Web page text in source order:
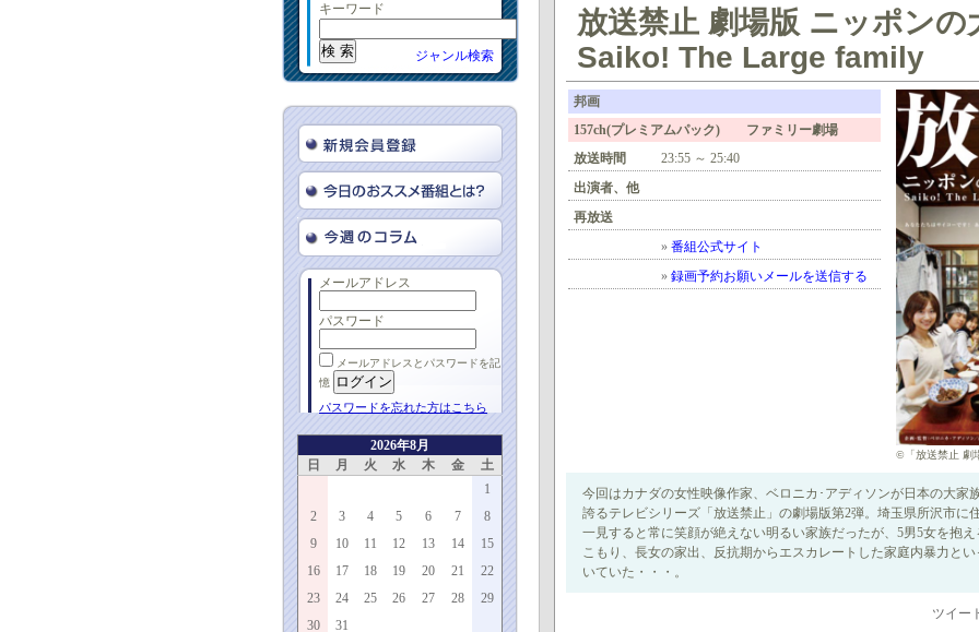
キーワード
ジャンル検索
メールアドレス
パスワード
メールアドレスとパスワードを記
憶
パスワードを忘れた方はこちら
2026年8月
日
月 火 水 木 金
土
1
2
3 4 5 6 7
8
9
10 11 12 13 14
15
16
17 18 19 20 21
22
23
24 25 26 27 28
29
30
31
放送禁止 劇場版 ニッポンの
Saiko! The Large family
邦画
157ch(プレミアムパック) ファミリー劇場
放送時間
23:55 ～ 25:40
出演者、他
再放送
» 番組公式サイト
» 録画予約お願いメールを送信する
©「放送禁止 劇
今回はカナダの女性映像作家、ベロニカ･アディソンが日本の大家
誇るテレビシリーズ「放送禁止」の劇場版第2弾。埼玉県所沢市に
一見すると常に笑顔が絶えない明るい家族だったが、5男5女を抱
こもり、長女の家出、反抗期からエスカレートした家庭内暴力と
いていた・・・。
ツイー